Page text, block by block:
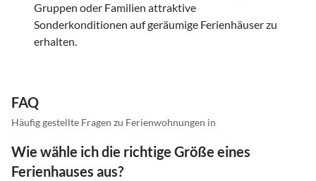
Gruppen oder Familien attraktive
Sonderkonditionen auf geräumige Ferienhäuser zu
erhalten.
FAQ
Häufig gestellte Fragen zu Ferienwohnungen in
Wie wähle ich die richtige Größe eines
Ferienhauses aus?